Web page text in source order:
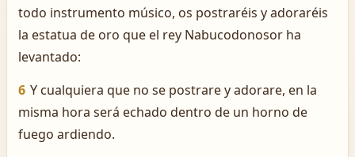
todo instrumento músico, os postraréis y adoraréis
la estatua de oro que el rey Nabucodonosor ha
levantado:
6 Y cualquiera que no se postrare y adorare, en la
misma hora será echado dentro de un horno de
fuego ardiendo.